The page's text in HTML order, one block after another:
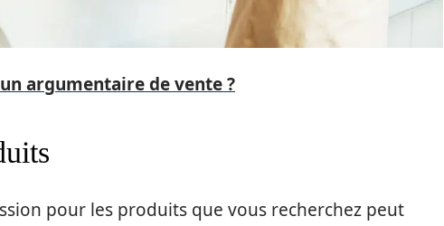
argumentaire de vente ?
pour les produits que vous recherchez peut